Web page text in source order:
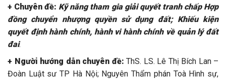
+ Chuyên đề: Kỹ năng tham gia giải quyết tranh chấp Hợp
đồng chuyển nhượng quyền sử dụng đất; Khiếu kiện
quyết định hành chính, hành vi hành chính về quản lý đất
đai.
+ Người hướng dẫn chuyên đề: ThS. LS. Lê Thị Bích Lan –
Đoàn Luật sư TP Hà Nội; Nguyên Thẩm phán Toà Hình sự,